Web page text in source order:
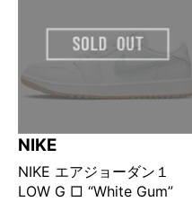
NIKE
NIKE エアジョーダン１
LOW G □ “White Gum”